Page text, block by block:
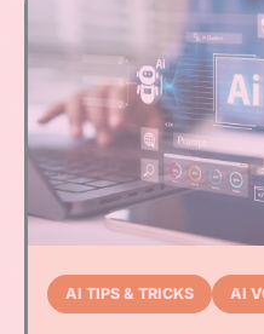
AI TIPS & TRICKS AI